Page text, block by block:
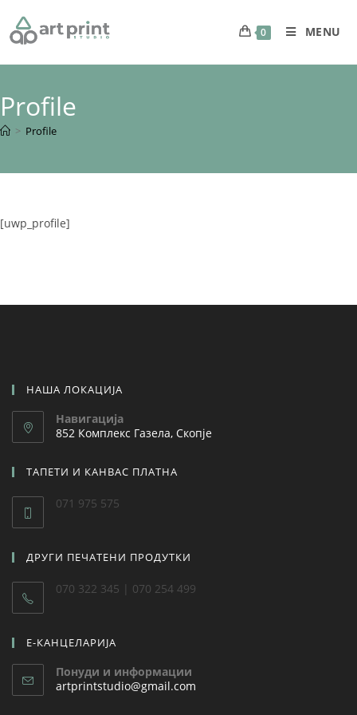
0 MENU
Profile
> Profile
[uwp_profile]
НАША ЛОКАЦИЈА
Навигација
852 Комплекс Газела, Скопје
ТАПЕТИ И КАНВАС ПЛАТНА
071 975 575
ДРУГИ ПЕЧАТЕНИ ПРОДУТКИ
070 322 345 | 070 254 499
Е-КАНЦЕЛАРИЈА
Понуди и информации
artprintstudio@gmail.com